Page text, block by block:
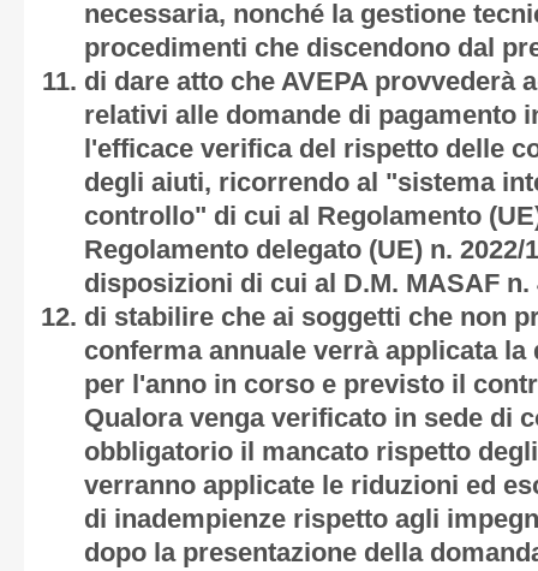
necessaria, nonché la gestione
procedimenti che discendono dal
di dare atto che AVEPA provvederà
relativi alle domande di pagamento
l'efficace verifica del rispetto delle
degli aiuti, ricorrendo al "sistema
controllo" di cui al Regolamento
Regolamento delegato (UE) n. 2022/
disposizioni di cui al D.M. MASAF n.
di stabilire che ai soggetti che non
conferma annuale verrà applicata la
per l'anno in corso e previsto il
Qualora venga verificato in sede di
obbligatorio il mancato rispetto
verranno applicate le riduzioni ed
di inadempienze rispetto agli
dopo la presentazione della